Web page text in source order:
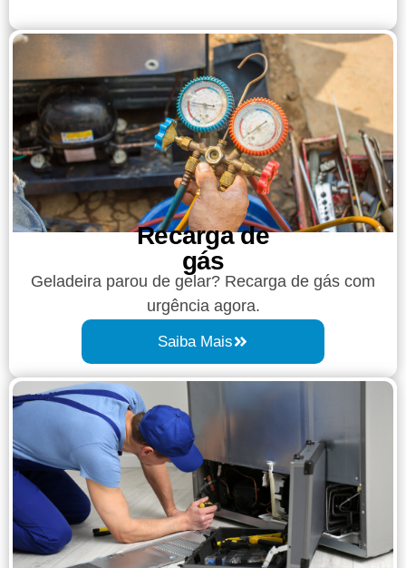
Recarga de
gás
Geladeira parou de gelar? Recarga de gás com
urgência agora.
Saiba Mais